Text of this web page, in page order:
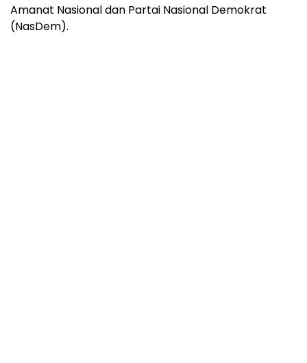
Amanat Nasional dan Partai Nasional Demokrat
(NasDem).